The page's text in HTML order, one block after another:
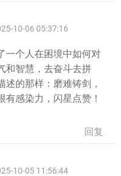
10-06 05:37:16
一个人在困境中如何对
和智慧，去奋斗去拼
的那样：磨难铸剑，
感染力，闪星点赞！
回复
10-05 11:56:44